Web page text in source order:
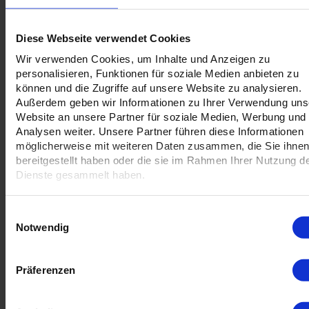
Diese Webseite verwendet Cookies
Wir verwenden Cookies, um Inhalte und Anzeigen zu
personalisieren, Funktionen für soziale Medien anbieten zu
können und die Zugriffe auf unsere Website zu analysieren.
Außerdem geben wir Informationen zu Ihrer Verwendung
Website an unsere Partner für soziale Medien, Werbung und
Analysen weiter. Unsere Partner führen diese Informationen
möglicherweise mit weiteren Daten zusammen, die Sie ihnen
bereitgestellt haben oder die sie im Rahmen Ihrer Nutzung
Dienste gesammelt haben.
Notwendig
Präferenzen
Soft-Feel
Relieflack
Zusatzfarbe
Gold
Silber
65000
70000
75000
80000
85000
90000
95000
120000
-
Datenblätter anzeigen
plano
Hochwertiger Präge- oder Drucklack, der ab 10 Stück
beidseitig bedruckt werden kann